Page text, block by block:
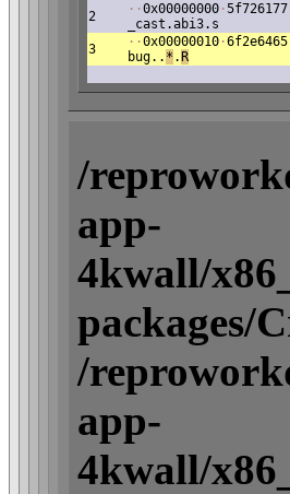
2
· ·0x00000000 ·5f726177
_cast.abi3.s
3
· ·0x00000010 ·6f2e6465
bug.. * . R
/
app-
4kwall/
packages/
/
app-
4kwall/